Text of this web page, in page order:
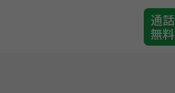
通話
無料